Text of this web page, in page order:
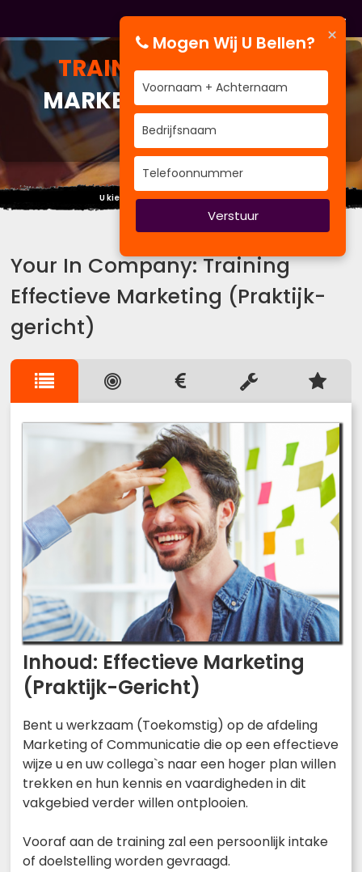
TRAININGEFFECTIEVE
MARKETING (PRAKTIJK-
GERICHT)
U kiest BVenT als u scherp wilt trainen
Your In Company: Training
Effectieve Marketing (Praktijk-
gericht)
Inhoud: Effectieve Marketing
(Praktijk-Gericht)
Bent u werkzaam (Toekomstig) op de afdeling
Marketing of Communicatie die op een effectieve
wijze u en uw collega`s naar een hoger plan willen
trekken en hun kennis en vaardigheden in dit
vakgebied verder willen ontplooien.
Vooraf aan de training zal een persoonlijk intake
of doelstelling worden gevraagd.
×
Mogen Wij U Bellen?
Verstuur